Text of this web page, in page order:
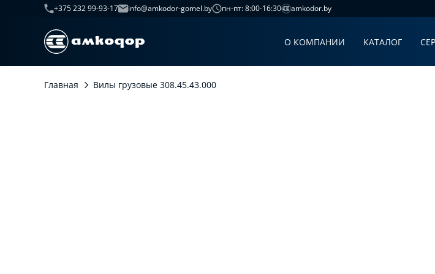
+375 232 99-93-17 info@amkodor-gomel.by пн-пт: 8:00-16:30 amkodor.by
О КОМПАНИИ КАТАЛОГ
Главная Вилы грузовые 308.45.43.000